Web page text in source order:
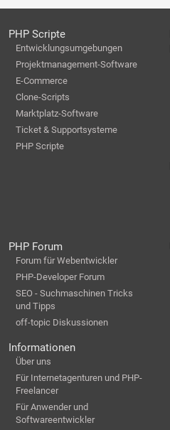
PHP Scripte
Entwicklungsumgebungen
Projektmanagement-Software
E-Commerce
Clone-Scripts
Marktplatz-Software
Ticket & Supportsysteme
PHP Scripte
PHP Forum
Forum für Webentwickler
PHP-Developer Forum
SEO - Suchmaschinen Tricks
und Tipps
off-topic Diskussionen
Informationen
Über uns
Für Internetagenturen und PHP-
Freelancer
Für Anwender und
Softwareentwickler